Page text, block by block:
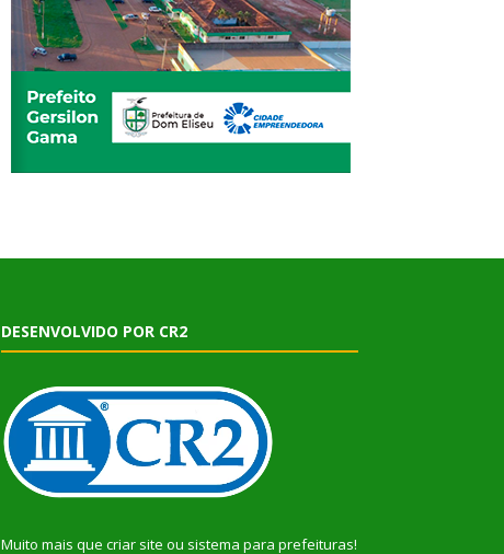
DESENVOLVIDO POR CR2
Muito mais que criar site ou sistema para prefeituras!